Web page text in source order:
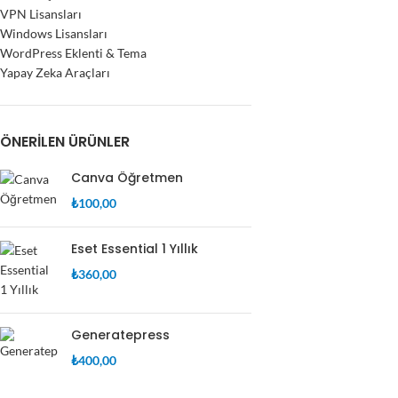
VPN Lisansları
Windows Lisansları
WordPress Eklenti & Tema
Yapay Zeka Araçları
ÖNERILEN ÜRÜNLER
Canva Öğretmen
₺100,00
Eset Essential 1 Yıllık
₺360,00
Generatepress
₺400,00